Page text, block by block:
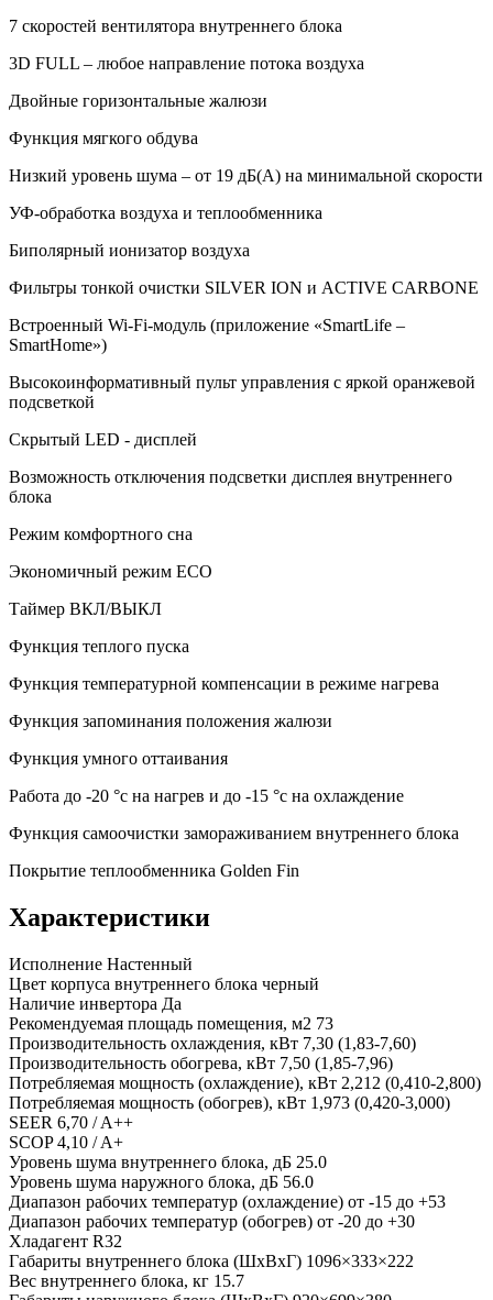
7 скоростей вентилятора внутреннего блока
3D FULL – любое направление потока воздуха
Двойные горизонтальные жалюзи
Функция мягкого обдува
Низкий уровень шума – от 19 дБ(А) на минимальной скорости
УФ-обработка воздуха и теплообменника
Биполярный ионизатор воздуха
Фильтры тонкой очистки SILVER ION и ACTIVE CARBONE
Встроенный Wi-Fi-модуль (приложение «SmartLife –
SmartHome»)
Высокоинформативный пульт управления с яркой оранжевой
подсветкой
Скрытый LED - дисплей
Возможность отключения подсветки дисплея внутреннего
блока
Режим комфортного сна
Экономичный режим ECO
Таймер ВКЛ/ВЫКЛ
Функция теплого пуска
Функция температурной компенсации в режиме нагрева
Функция запоминания положения жалюзи
Функция умного оттаивания
Работа до -20 °c на нагрев и до -15 °c на охлаждение
Функция самоочистки замораживанием внутреннего блока
Покрытие теплообменника Golden Fin
Характеристики
Исполнение Настенный
Цвет корпуса внутреннего блока черный
Наличие инвертора Да
Рекомендуемая площадь помещения, м2 73
Производительность охлаждения, кВт 7,30 (1,83-7,60)
Производительность обогрева, кВт 7,50 (1,85-7,96)
Потребляемая мощность (охлаждение), кВт 2,212 (0,410-2,800)
Потребляемая мощность (обогрев), кВт 1,973 (0,420-3,000)
SEER 6,70 / A++
SCOP 4,10 / A+
Уровень шума внутреннего блока, дБ 25.0
Уровень шума наружного блока, дБ 56.0
Диапазон рабочих температур (охлаждение) от -15 до +53
Диапазон рабочих температур (обогрев) от -20 до +30
Хладагент R32
Габариты внутреннего блока (ШхВхГ) 1096×333×222
Вес внутреннего блока, кг 15.7